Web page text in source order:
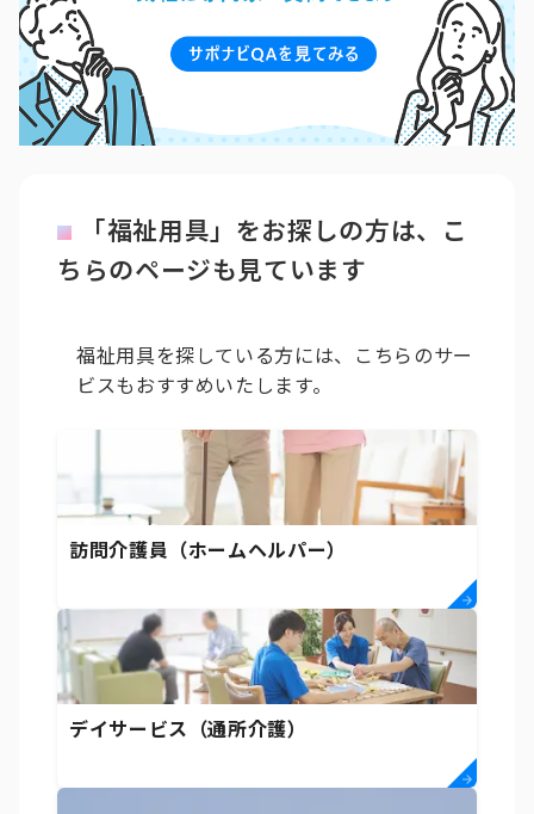
「福祉用具」をお探しの方は、こ
ちらのページも見ています
福祉用具を探している方には、こちらのサー
ビスもおすすめいたします。
訪問介護員（ホームヘルパー）
デイサービス（通所介護）